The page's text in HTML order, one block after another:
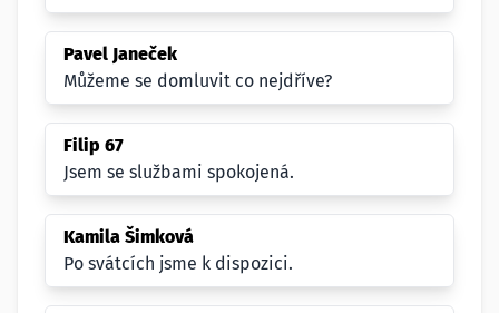
Pavel Janeček
Můžeme se domluvit co nejdříve?
Filip 67
Jsem se službami spokojená.
Kamila Šimková
Po svátcích jsme k dispozici.